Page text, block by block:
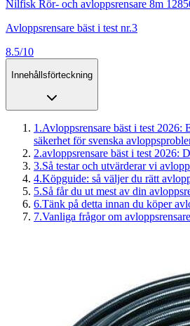
Nilfisk Rör- och avloppsrensare 8m
Avloppsrensare bäst i test nr.3
8.5/10
Innehållsförteckning
1 .Avloppsrensare bäst i test 2026:
säkerhet för svenska
2.avloppsrensare bäst i test 2026:
3.Så testar och utvärderar vi
4.Köpguide: så väljer du rätt
5.Så får du ut mest av din
6.Tänk på detta innan du köper
7.Vanliga frågor om avloppsrensare